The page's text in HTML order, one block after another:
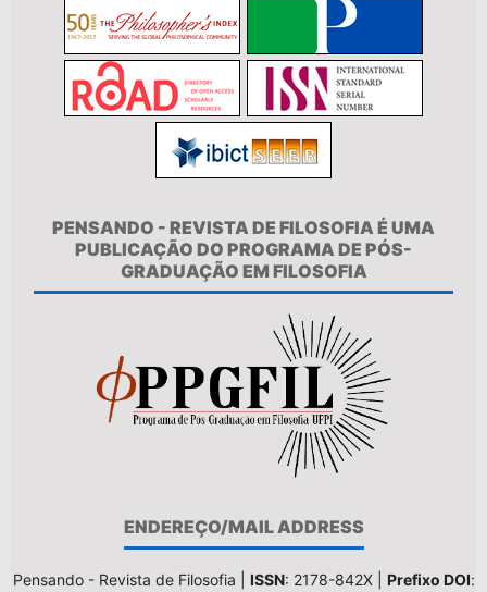
PENSANDO - REVISTA DE FILOSOFIA É UMA
PUBLICAÇÃO DO PROGRAMA DE PÓS-
GRADUAÇÃO EM FILOSOFIA
ENDEREÇO/MAIL ADDRESS
Pensando - Revista de Filosofia | ISSN: 2178-842X | Prefixo DOI: